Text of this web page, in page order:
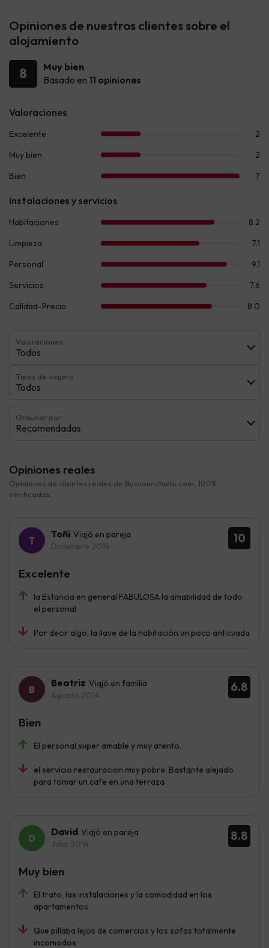
Opiniones de nuestros clientes sobre el
alojamiento
8
Muy bien
Basado en 11 opiniones
Valoraciones
Todos
Tipos de viajero
Todos
Ordenar por:
Recomendadas
Opiniones reales
Opiniones de clientes reales de Buscounchollo.com, 100%
verificadas.
10
Toñi Viajó en pareja
Diciembre 2014
la Estancia en general FABULOSA la amabilidad de todo
el personal
Por decir algo, la llave de la habitación un poco anticuada
Excelente
6.8
Beatriz Viajó en familia
Agosto 2014
El personal super amable y muy atento.
el servicio restauracion muy pobre. Bastante alejado
para tomar un cafe en una terraza
Bien
8.8
David Viajó en pareja
Julio 2014
El trato, las instalaciones y la comodidad en los
apartamentos
Que pillaba lejos de comercios y los sofas totalmente
incomodos
Muy bien